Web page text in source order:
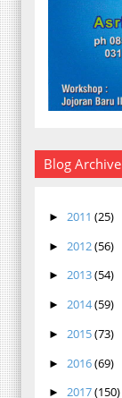
Blog Archive
► 2011 (25)
► 2012(56)
► 2013(54)
► 2014(59)
► 2015(73)
► 2016(69)
► 2017(150)